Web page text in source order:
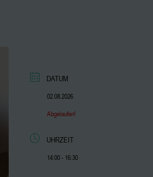
DATUM
02.08.2026
Abgelaufen!
UHRZEIT
14:00 - 16:30